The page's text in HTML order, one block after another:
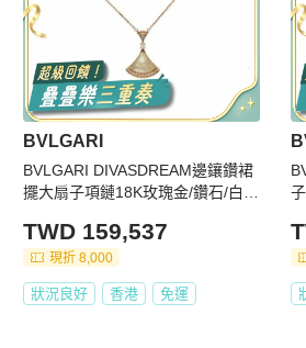
BVLGARI
BVLGARI DIVASDREAM邊鑲鑽裙
擺大扇子項鏈18K玫瑰金/鑽石/白貝
TWD 159,537
現折 8,000
狀況良好 香港 免運